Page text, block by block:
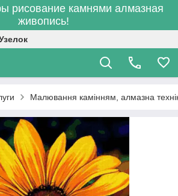
рисование камнями алмазная
живопись!
Малювання камінням, алмазна